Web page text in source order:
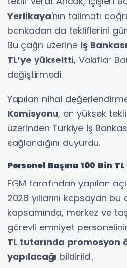
Yerlikaya'nın talimatı
bankadan da tekliflerini
Bu çağrı üzerine İş
TL’ye yükseltti, Vakıflar
değiştirmedi.
Yapılan nihai
Komisyonu, en yüksek
üzerinden Türkiye İş
sağlandığını duyurdu.
Personel Başına 100 Bin
EGM tarafından yapılan
2028 yıllarını kapsayan bu
kapsamında, merkez ve
görevli emniyet
TL tutarında promosyon
yapılacağı bildirildi.